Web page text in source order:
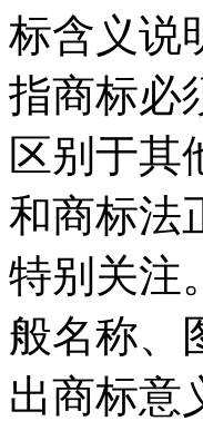
标含义说
指商标必
区别于其
和商标法
特别关注
般名称、
出商标意